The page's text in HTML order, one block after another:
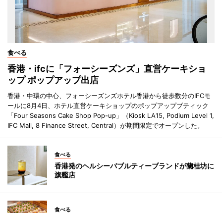
食べる
香港・ifcに「フォーシーズンズ」直営ケーキショ
ップ ポップアップ出店
香港・中環の中心、フォーシーズンズホテル香港から徒歩数分のIFCモ
ールに8月4日、ホテル直営ケーキショップのポップアップブティック
「Four Seasons Cake Shop Pop-up」（Kiosk LA15, Podium Level 1,
IFC Mall, 8 Finance Street, Central）が期間限定でオープンした。
食べる
香港発のヘルシーバブルティーブランドが蘭桂坊に
旗艦店
食べる